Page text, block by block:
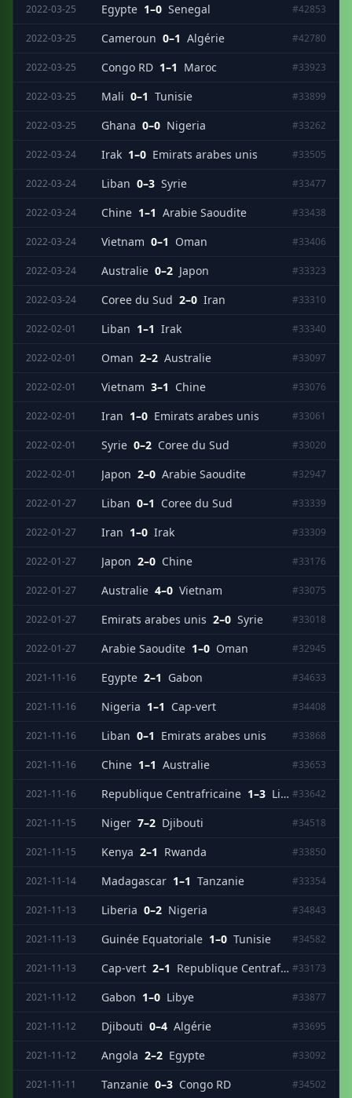
2022-03-25 Egypte 1–0 Senegal #42853
2022-03-25 Cameroun 0–1 Algérie #42780
2022-03-25 Congo RD 1–1 Maroc #33923
2022-03-25 Mali 0–1 Tunisie #33899
2022-03-25 Ghana 0–0 Nigeria #33262
2022-03-24 Irak 1–0 Emirats arabes unis #33505
2022-03-24 Liban 0–3 Syrie #33477
2022-03-24 Chine 1–1 Arabie Saoudite #33438
2022-03-24 Vietnam 0–1 Oman #33406
2022-03-24 Australie 0–2 Japon #33323
2022-03-24 Coree du Sud 2–0 Iran #33310
2022-02-01 Liban 1–1 Irak #33340
2022-02-01 Oman 2–2 Australie #33097
2022-02-01 Vietnam 3–1 Chine #33076
2022-02-01 Iran 1–0 Emirats arabes unis #33061
2022-02-01 Syrie 0–2 Coree du Sud #33020
2022-02-01 Japon 2–0 Arabie Saoudite #32947
2022-01-27 Liban 0–1 Coree du Sud #33339
2022-01-27 Iran 1–0 Irak #33309
2022-01-27 Japon 2–0 Chine #33176
2022-01-27 Australie 4–0 Vietnam #33075
2022-01-27 Emirats arabes unis 2–0 Syrie #33018
2022-01-27 Arabie Saoudite 1–0 Oman #32945
2021-11-16 Egypte 2–1 Gabon #34633
2021-11-16 Nigeria 1–1 Cap-vert #34408
2021-11-16 Liban 0–1 Emirats arabes unis #33868
2021-11-16 Chine 1–1 Australie #33653
2021-11-16 Republique Centrafricaine 1–3 Liberia #33642
2021-11-15 Niger 7–2 Djibouti #34518
2021-11-15 Kenya 2–1 Rwanda #33850
2021-11-14 Madagascar 1–1 Tanzanie #33354
2021-11-13 Liberia 0–2 Nigeria #34843
2021-11-13 Guinée Equatoriale 1–0 Tunisie #34582
2021-11-13 Cap-vert 2–1 Republique Centrafricaine #33173
2021-11-12 Gabon 1–0 Libye #33877
2021-11-12 Djibouti 0–4 Algérie #33695
2021-11-12 Angola 2–2 Egypte #33092
2021-11-11 Tanzanie 0–3 Congo RD #34502